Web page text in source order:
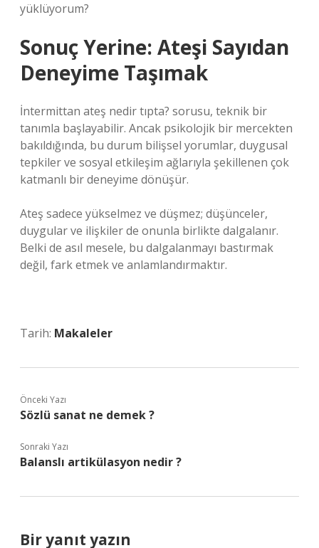
yüklüyorum?
Sonuç Yerine: Ateşi Sayıdan
Deneyime Taşımak
İntermittan ateş nedir tıpta? sorusu, teknik bir
tanımla başlayabilir. Ancak psikolojik bir mercekten
bakıldığında, bu durum bilişsel yorumlar, duygusal
tepkiler ve sosyal etkileşim ağlarıyla şekillenen çok
katmanlı bir deneyime dönüşür.
Ateş sadece yükselmez ve düşmez; düşünceler,
duygular ve ilişkiler de onunla birlikte dalgalanır.
Belki de asıl mesele, bu dalgalanmayı bastırmak
değil, fark etmek ve anlamlandırmaktır.
Tarih: Makaleler
Önceki Yazı
Sözlü sanat ne demek ?
Sonraki Yazı
Balanslı artikülasyon nedir ?
Bir yanıt yazın